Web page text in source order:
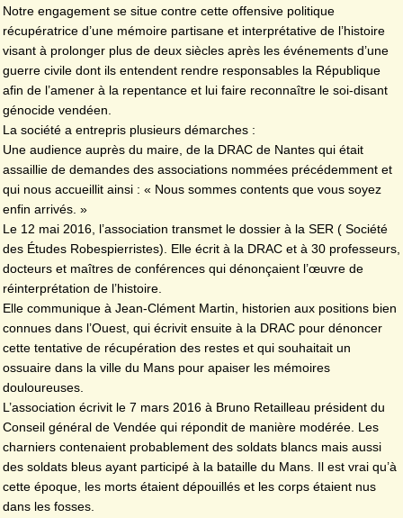
Notre engagement se situe contre cette offensive politique
récupératrice d’une mémoire partisane et interprétative de l’histoire
visant à prolonger plus de deux siècles après les événements d’une
guerre civile dont ils entendent rendre responsables la République
afin de l’amener à la repentance et lui faire reconnaître le soi-disant
génocide vendéen.
La société a entrepris plusieurs démarches :
Une audience auprès du maire, de la DRAC de Nantes qui était
assaillie de demandes des associations nommées précédemment et
qui nous accueillit ainsi : « Nous sommes contents que vous soyez
enfin arrivés. »
Le 12 mai 2016, l’association transmet le dossier à la SER ( Société
des Études Robespierristes). Elle écrit à la DRAC et à 30 professeurs,
docteurs et maîtres de conférences qui dénonçaient l’œuvre de
réinterprétation de l’histoire.
Elle communique à Jean-Clément Martin, historien aux positions bien
connues dans l’Ouest, qui écrivit ensuite à la DRAC pour dénoncer
cette tentative de récupération des restes et qui souhaitait un
ossuaire dans la ville du Mans pour apaiser les mémoires
douloureuses.
L’association écrivit le 7 mars 2016 à Bruno Retailleau président du
Conseil général de Vendée qui répondit de manière modérée. Les
charniers contenaient probablement des soldats blancs mais aussi
des soldats bleus ayant participé à la bataille du Mans. Il est vrai qu’à
cette époque, les morts étaient dépouillés et les corps étaient nus
dans les fosses.